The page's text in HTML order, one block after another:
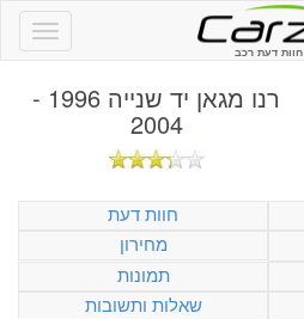
חוות דעת רכב
רנו מגאן יד שנייה 1996 -
2004
חוות דעת
מחירון
תמונות
שאלות ותשובות